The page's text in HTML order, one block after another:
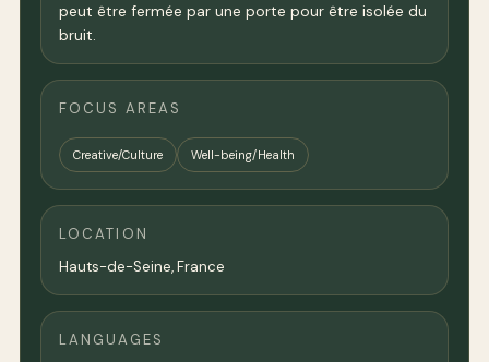
peut être fermée par une porte pour être isolée du
bruit.
FOCUS AREAS
Creative/Culture Well-being/Health
LOCATION
Hauts-de-Seine,France
LANGUAGES